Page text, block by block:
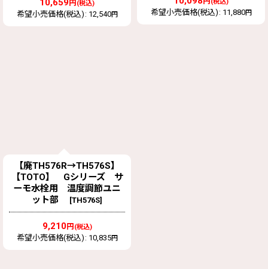
10,659円 (税込)
希望小売価格(税込) : 12,540円 希望小売価格(税込) : 11,880円
【廃TH576R→TH576S】
【TOTO】 Gシリーズ サ
ーモ水栓用 温度調節ユニ
ット部
[TH576S]
9,210円 (税込)
希望小売価格(税込) : 10,835円